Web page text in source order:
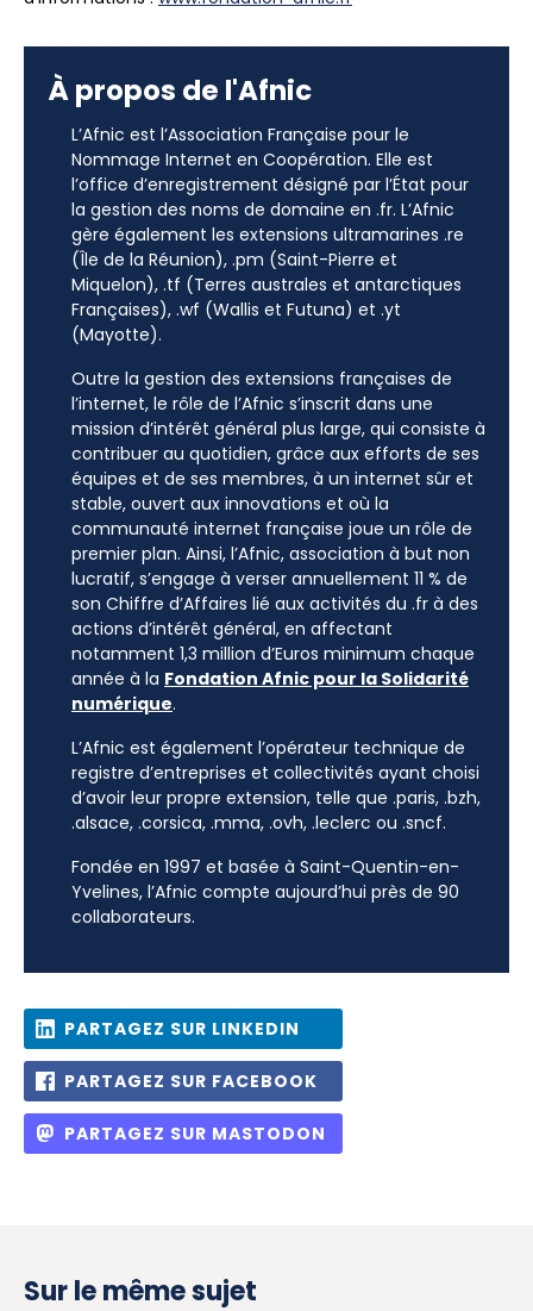
À propos de l'Afnic
L’Afnic est l’Association Française pour le
Nommage Internet en Coopération. Elle est
l’office d’enregistrement désigné par l’État pour
la gestion des noms de domaine en .fr. L’Afnic
gère également les extensions ultramarines .re
(Île de la Réunion), .pm (Saint-Pierre et
Miquelon), .tf (Terres australes et antarctiques
Françaises), .wf (Wallis et Futuna) et .yt
(Mayotte).
Outre la gestion des extensions françaises de
l’internet, le rôle de l’Afnic s’inscrit dans une
mission d’intérêt général plus large, qui consiste à
contribuer au quotidien, grâce aux efforts de ses
équipes et de ses membres, à un internet sûr et
stable, ouvert aux innovations et où la
communauté internet française joue un rôle de
premier plan. Ainsi, l’Afnic, association à but non
lucratif, s’engage à verser annuellement 11 % de
son Chiffre d’Affaires lié aux activités du .fr à des
actions d’intérêt général, en affectant
notamment 1,3 million d’Euros minimum chaque
année à la Fondation Afnic pour la Solidarité
numérique.
L’Afnic est également l’opérateur technique de
registre d’entreprises et collectivités ayant choisi
d’avoir leur propre extension, telle que .paris, .bzh,
.alsace, .corsica, .mma, .ovh, .leclerc ou .sncf.
Fondée en 1997 et basée à Saint-Quentin-en-
Yvelines, l’Afnic compte aujourd’hui près de 90
collaborateurs.
PARTAGEZ SUR LINKEDIN
PARTAGEZ SUR FACEBOOK
PARTAGEZ SUR MASTODON
Sur le même sujet